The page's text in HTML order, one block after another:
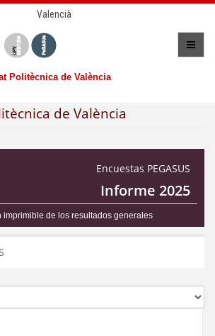
Valencià
Politècnica de València
de València
Encuestas PEGASUS
Informe 2025
imprimible de los resultados generales